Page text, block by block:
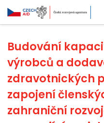
Budování
výrobců a
zdravotnických
zapojení
zahraniční